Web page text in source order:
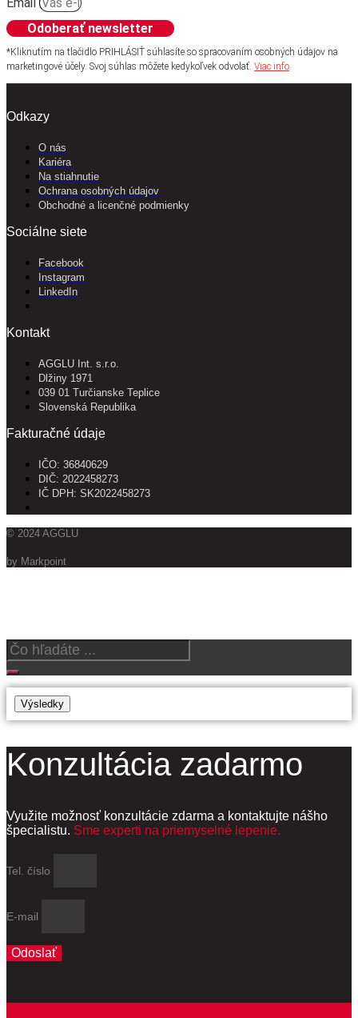
Odoberať newsletter
*Kliknutím na tlačidlo PRIHLÁSIŤ súhlasíte so spracovaním osobných údajov na
marketingové účely. Svoj súhlas môžete kedykoľvek odvolať. Viac info.
Odkazy
O nás
Kariéra
Na stiahnutie
Ochrana osobných údajov
Obchodné a licenčné podmienky
Sociálne siete
Facebook
Instagram
LinkedIn
Kontakt
AGGLU Int. s.r.o.
Dlžiny 1971
039 01 Turčianske Teplice
Slovenská Republika
Fakturačné údaje
IČO: 36840629
DIČ: 2022458273
IČ DPH: SK2022458273
© 2024 AGGLU
by Markpoint
Search
...
Výsledky
Konzultácia zadarmo
Využite možnosť konzultácie zdarma a kontaktujte nášho
špecialistu. Sme experti na priemyselné lepenie.
Tel. číslo
E-mail
Odoslať